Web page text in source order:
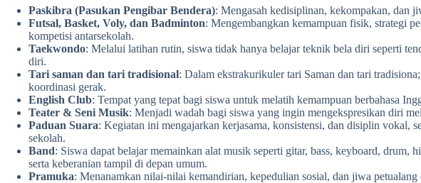
Paskibra (Pasukan Pengibar Bendera): Mengasah kedisiplinan, kekompakan, dan
Futsal, Basket, Voly, dan Badminton: Mengembangkan kemampuan fisik, strategi
kompetisi antarsekolah.
Taekwondo: Melalui latihan rutin, siswa tidak hanya belajar teknik bela diri seperti
diri.
Tari saman dan tari tradisional: Dalam ekstrakurikuler tari Saman dan tari
koordinasi gerak.
English Club: Tempat yang tepat bagi siswa untuk melatih kemampuan berbahasa
Teater & Seni Musik: Menjadi wadah bagi siswa yang ingin mengekspresikan diri
Paduan Suara: Kegiatan ini mengajarkan kerjasama, konsistensi, dan disiplin vokal,
sekolah.
Band: Siswa dapat belajar memainkan alat musik seperti gitar, bass, keyboard,
serta keberanian tampil di depan umum.
Pramuka: Menanamkan nilai-nilai kemandirian, kepedulian sosial, dan jiwa